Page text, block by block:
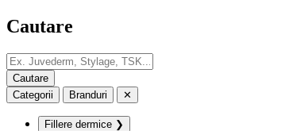
Cautare
Categorii Branduri ✕
Fillere dermice ❯